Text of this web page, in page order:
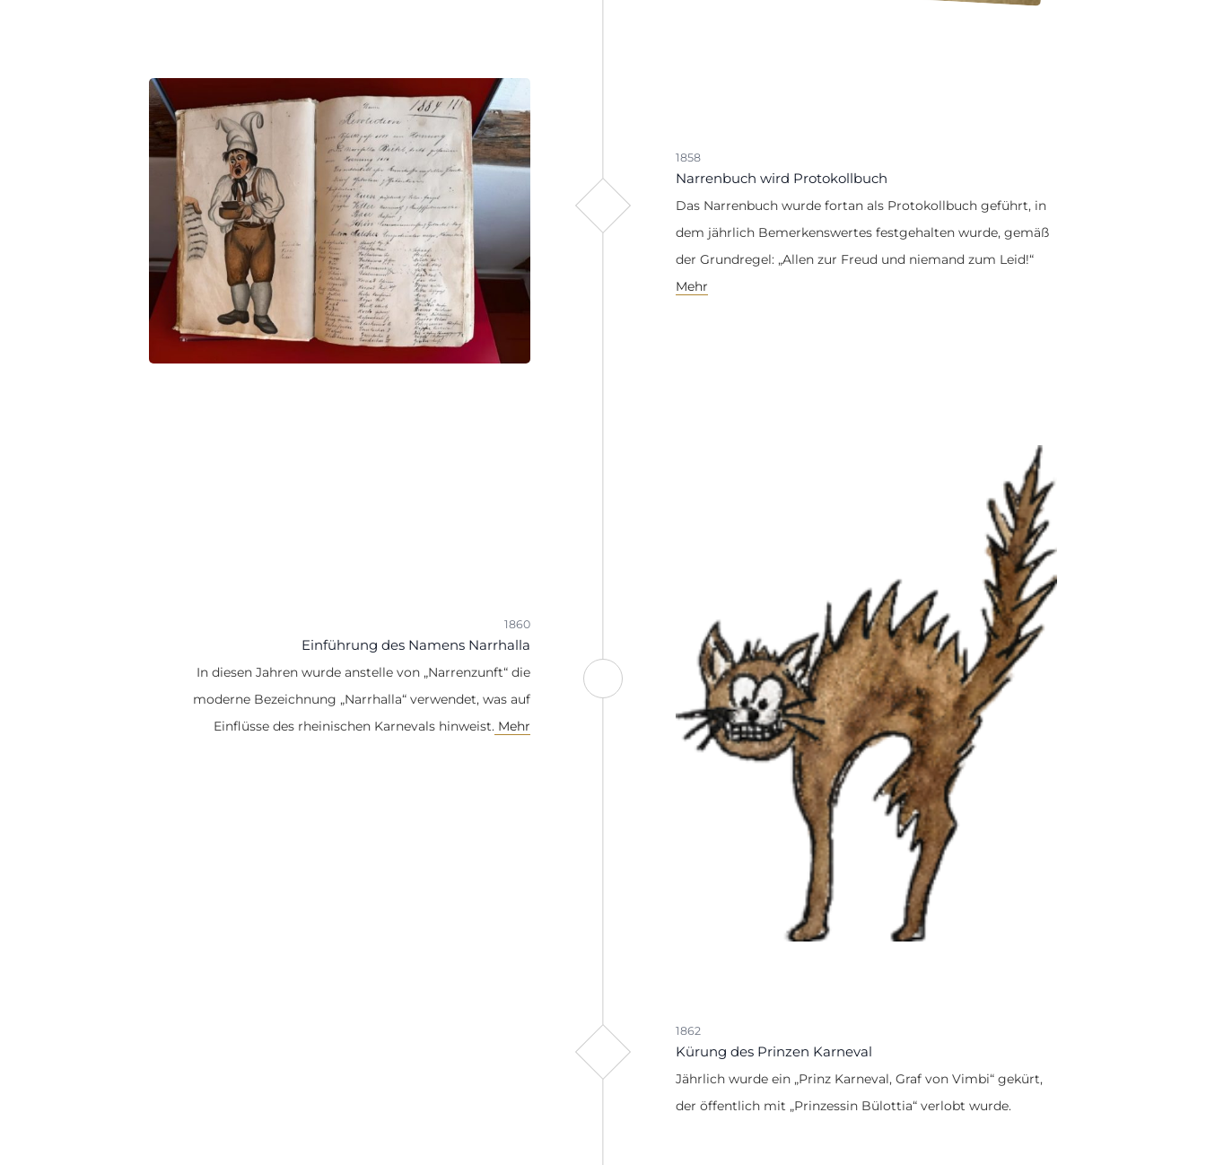
1858
Narrenbuch wird Protokollbuch
Das Narrenbuch wurde fortan als Protokollbuch geführt, in
dem jährlich Bemerkenswertes festgehalten wurde, gemäß
der Grundregel: „Allen zur Freud und niemand zum Leid!“
Mehr
1860
Einführung des Namens Narrhalla
In diesen Jahren wurde anstelle von „Narrenzunft“ die
moderne Bezeichnung „Narrhalla“ verwendet, was auf
Einflüsse des rheinischen Karnevals hinweist. Mehr
1862
Kürung des Prinzen Karneval
Jährlich wurde ein „Prinz Karneval, Graf von Vimbi“ gekürt,
der öffentlich mit „Prinzessin Bülottia“ verlobt wurde.